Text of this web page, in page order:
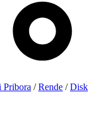
Pribora /Rende /Disk